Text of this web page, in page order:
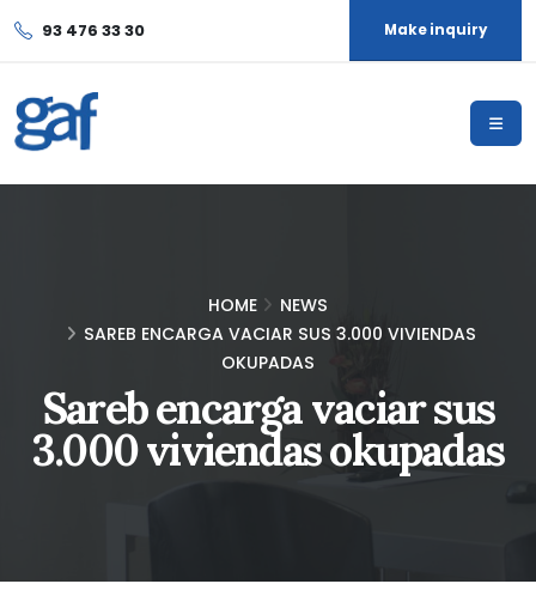
93 476 33 30 Make inquiry
HOME
NEWS
SAREB ENCARGA VACIAR SUS 3.000 VIVIENDAS
OKUPADAS
Sareb encarga vaciar sus
3.000 viviendas okupadas